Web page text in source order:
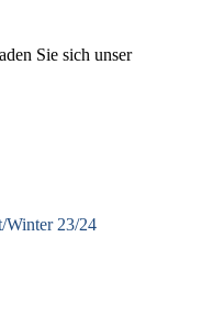
Sie sich unser
Winter 23/24